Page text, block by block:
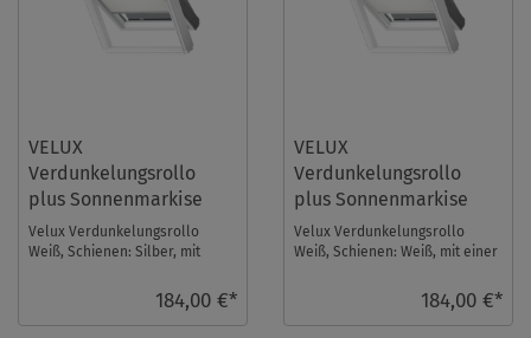
VELUX
Verdunkelungsrollo
plus Sonnenmarkise
DOP MK04 1025S
Velux Verdunkelungsrollo
Weiß, Schienen: Silber, mit
184,00 €*
VELUX
Verdunkelungsrollo
plus Sonnenmarkise
DOP MK04 1025SWL
Velux Verdunkelungsrollo
Weiß, Schienen: Weiß, mit einer
Fenstergröße: MK0 ...184,00 €*